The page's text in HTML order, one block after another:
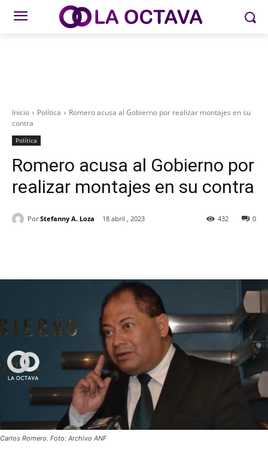
Inicio Política
Romero acusa al Gobierno por realizar montajes en su
contra
Política
Romero acusa al Gobierno por
realizar montajes en su contra
Por Stefanny A. Loza 18 abril , 2023 0
432
Carlos Romero. Foto: Archivo ANF